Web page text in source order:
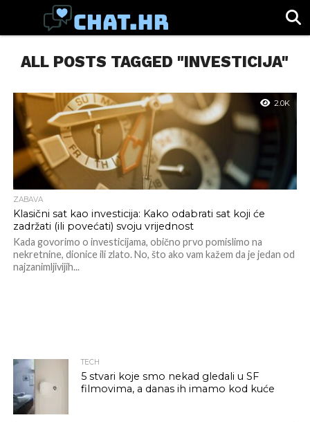
CHAT.HR
ZABAVA
ŽIVOT
VIRALNO
ALL POSTS TAGGED "INVESTICIJA"
2.0K
ZABAVA
Klasični sat kao investicija: Kako odabrati sat koji će
zadržati (ili povećati) svoju vrijednost
Kada govorimo o investicijama, obično prvo pomislimo na
nekretnine, dionice ili zlato. No, što ako vam kažem da je jedan od
najzanimljivijih...
TECH
5 stvari koje smo nekad gledali u SF
filmovima, a danas ih imamo kod kuće